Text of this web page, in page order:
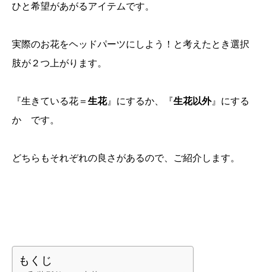
ひと希望があがるアイテムです。
実際のお花をヘッドパーツにしよう！と考えたとき選択
肢が２つ上がります。
『生きている花＝ 生花』にするか、『生花以外』にする
か です。
どちらもそれぞれの良さがあるので、ご紹介します。
もくじ